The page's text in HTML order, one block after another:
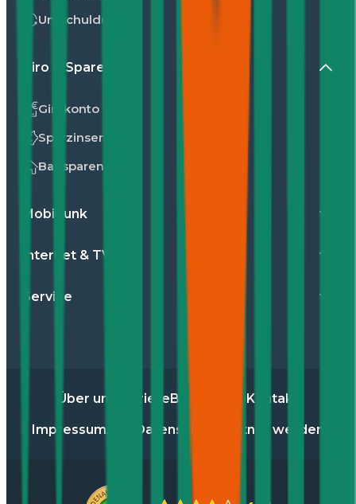
Umschuldung
Giro & Sparen
Girokonto
Sparzinsen
Bausparen
Mobilfunk
Internet & TV
Service
Über uns KarriereBlog Kontakt
Impressum Datenschutz Partner werden